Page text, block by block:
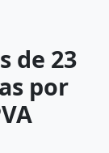
de 23
por